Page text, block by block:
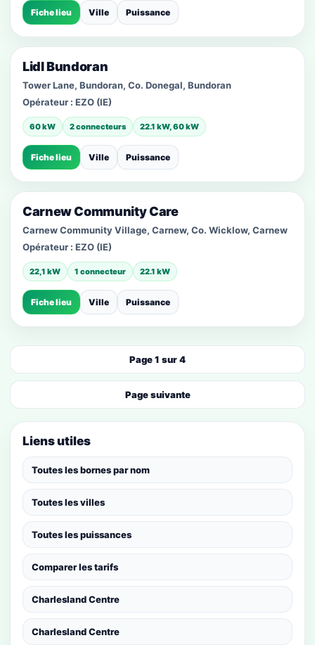
Fiche lieu Ville Puissance
Lidl Bundoran
Tower Lane, Bundoran, Co. Donegal, Bundoran
Opérateur : EZO (IE)
60 kW 2 connecteurs 22.1 kW, 60 kW
Fiche lieu Ville Puissance
Carnew Community Care
Carnew Community Village, Carnew, Co. Wicklow, Carnew
Opérateur : EZO (IE)
22,1 kW 1 connecteur 22.1 kW
Fiche lieu Ville Puissance
Page 1 sur 4
Page suivante
Liens utiles
Toutes les bornes par nom
Toutes les villes
Toutes les puissances
Comparer les tarifs
Charlesland Centre
Charlesland Centre